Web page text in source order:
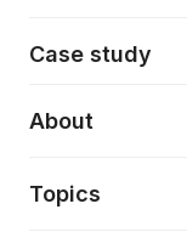
AI駆動開発支援
Case study
About
About
Topics